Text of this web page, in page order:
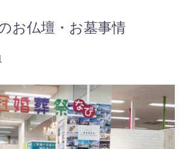
お仏壇・お墓事情